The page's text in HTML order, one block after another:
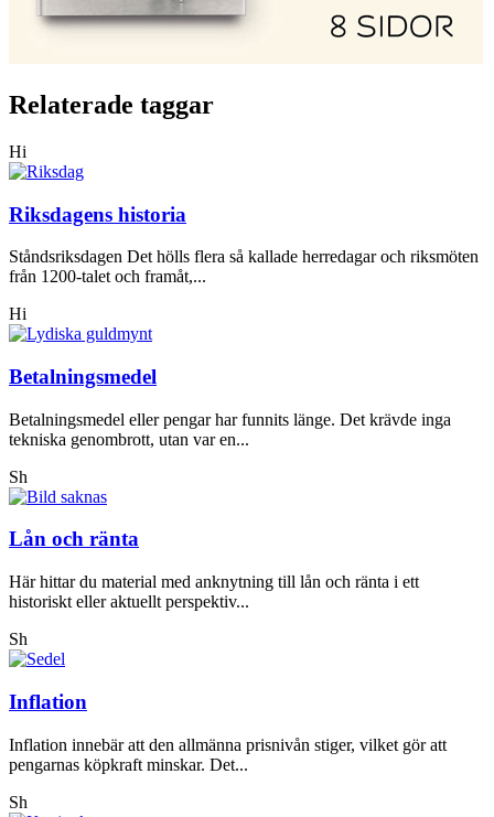
Relaterade taggar
Hi
Riksdagens historia
Ståndsriksdagen Det hölls flera så kallade herredagar och riksmöten
från 1200-talet och framåt,...
Hi
Betalningsmedel
Betalningsmedel eller pengar har funnits länge. Det krävde inga
tekniska genombrott, utan var en...
Sh
Lån och ränta
Här hittar du material med anknytning till lån och ränta i ett
historiskt eller aktuellt perspektiv...
Sh
Inflation
Inflation innebär att den allmänna prisnivån stiger, vilket gör att
pengarnas köpkraft minskar. Det...
Sh